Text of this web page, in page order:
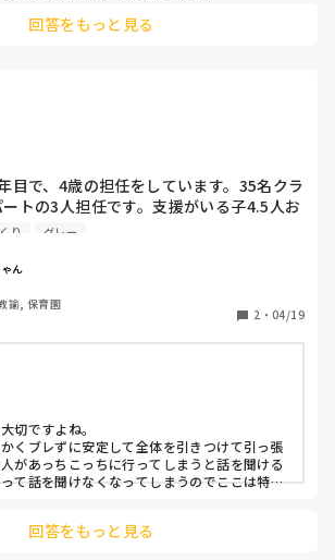
らない…
いたら6時前…
言われ…
帰ってきました。
「えー帰るん？」みたいな表情されて…
てる？
準備にしても、それよりクラスのお金の計
がしていました！
させるなんて…
てないし、何でもやりますロボットにしか
ろん出ません！
てるときに、本来なら500円無ければな
と思うのですが、、、。3歳児クラスにな
します。
重と、約束事やルール、規範を知らせる
にすべきか悩んでいます。
れますか？
るかも、アドバイスいただけるとうれし
回答をもっと見る
目で、4歳の担任をしています。35名クラ
トの3人担任です。支援がいる子4.5人お
人一人に職員はつけれないし、周りの子も
で、毎日保育にならず、片付けやトイレ
ったり保育士の話を聞こうとしません。
ど、教えてください。
り グレー
ん
諭, 保育園
2 ・ 04/19
切ですよね。
くブレずに安定して全体を引きつけて引っ張
があっちこっちに行ってしまうと話を聞ける
て話を聞けなくなってしまうのでここは特に
と思います。
回答をもっと見る